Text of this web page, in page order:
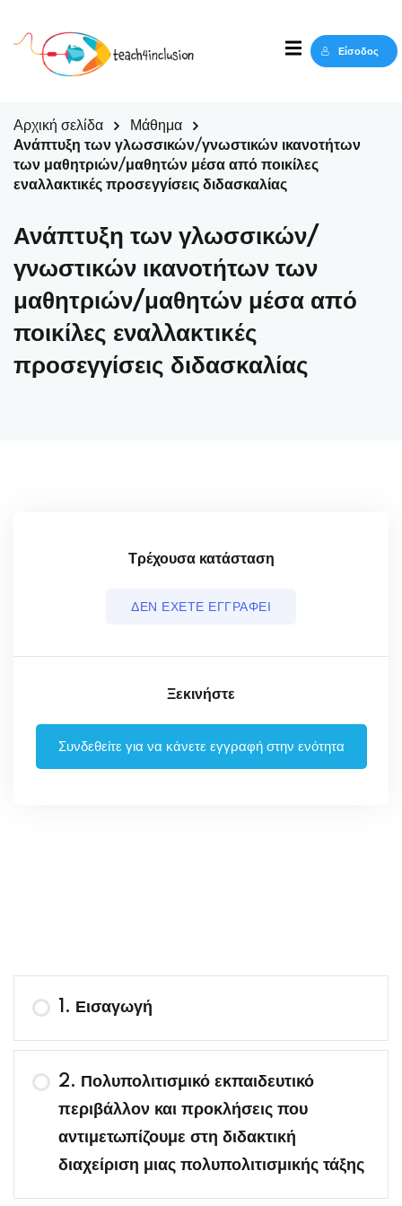
Είσοδος
Αρχική σελίδα
Μάθημα
Ανάπτυξη των γλωσσικών/γνωστικών ικανοτήτων
των μαθητριών/μαθητών μέσα από ποικίλες
εναλλακτικές προσεγγίσεις διδασκαλίας
Ανάπτυξη των γλωσσικών/
γνωστικών ικανοτήτων των
μαθητριών/μαθητών μέσα από
ποικίλες εναλλακτικές
προσεγγίσεις διδασκαλίας
Τρέχουσα κατάσταση
ΔΕΝ ΕΧΕΤΕ ΕΓΓΡΑΦΕΙ
Ξεκινήστε
Συνδεθείτε για να κάνετε εγγραφή στην ενότητα
1. Εισαγωγή
2. Πολυπολιτισμικό εκπαιδευτικό
περιβάλλον και προκλήσεις που
αντιμετωπίζουμε στη διδακτική
διαχείριση μιας πολυπολιτισμικής τάξης
Δεν έχετε λογαριασμό;
Remember me Lost your password?